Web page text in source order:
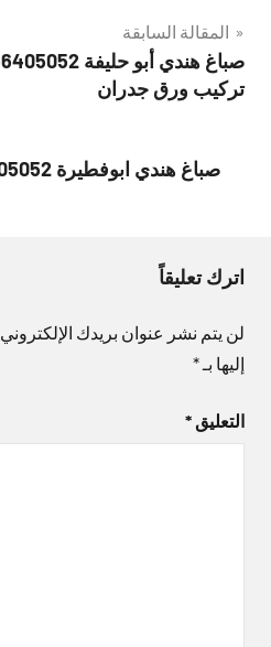
تصفّح
المقالات
المقالة السابقة
تركيب ورق جدران
اترك تعليقاً
لن يتم نشر عنوان بريدك الإلكتروني.
إليها بـ*
التعليق *